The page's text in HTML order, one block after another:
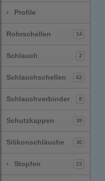
› Profile
Rohrschellen 14
Schlauch 2
Schlauchschellen 62
Schlauchverbinder 8
Schutzkappen 39
Silikonschläuche 30
› Stopfen 23